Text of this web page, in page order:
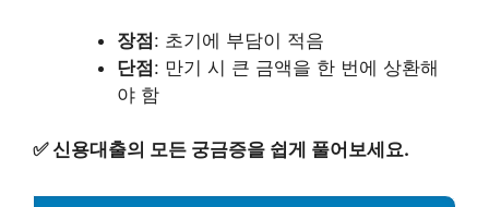
장점: 초기에 부담이 적음
단점: 만기 시 큰 금액을 한 번에 상환해
야 함
✅신용대출의 모든 궁금증을 쉽게 풀어보세요.